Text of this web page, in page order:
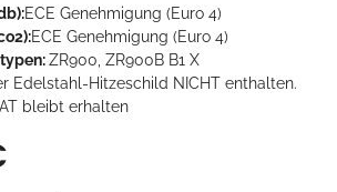
ECE Genehmigung (Euro 4)
ECE Genehmigung (Euro 4)
ZR900, ZR900B B1 X
Edelstahl-Hitzeschild NICHT enthalten.
bleibt erhalten